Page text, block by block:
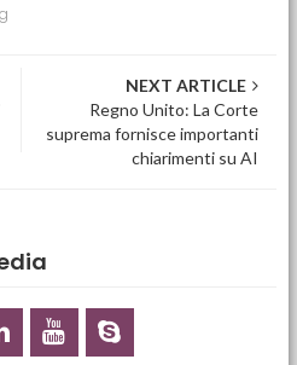
NEXT ARTICLE
Regno Unito: La Corte
suprema fornisce importanti
chiarimenti su AI